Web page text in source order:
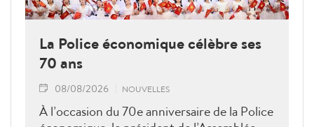
La Police économique célèbre ses
70 ans
08/08/2026 NOUVELLES
À l’occasion du 70e anniversaire de la Police